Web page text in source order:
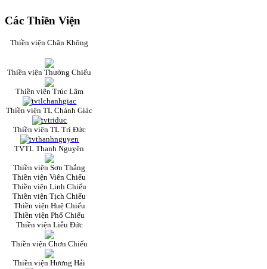
Các Thiền Viện
Thiền viện Chân Không
Thiền viện Thường Chiếu
Thiền viện Trúc Lâm
Thiền viện TL Chánh Giác
Thiền viện TL Trí Đức
TVTL Thanh Nguyên
Thiền viện Sơn Thắng
Thiền viện Viên Chiếu
Thiền viện Linh Chiếu
Thiền viện Tịch Chiếu
Thiền viện Huệ Chiếu
Thiền viện Phổ Chiếu
Thiền viện Liễu Đức
Thiền viện Chơn Chiếu
Thiền viện Hương Hải